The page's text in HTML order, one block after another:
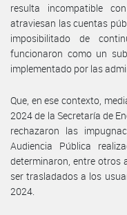
resulta incompatible
atraviesan las cuentas
imposibilitado de
funcionaron como un
implementado por las
Que, en ese contexto,
2024 de la Secretaría de
rechazaron las
Audiencia Pública
determinaron, entre otros
ser trasladados a los
2024.